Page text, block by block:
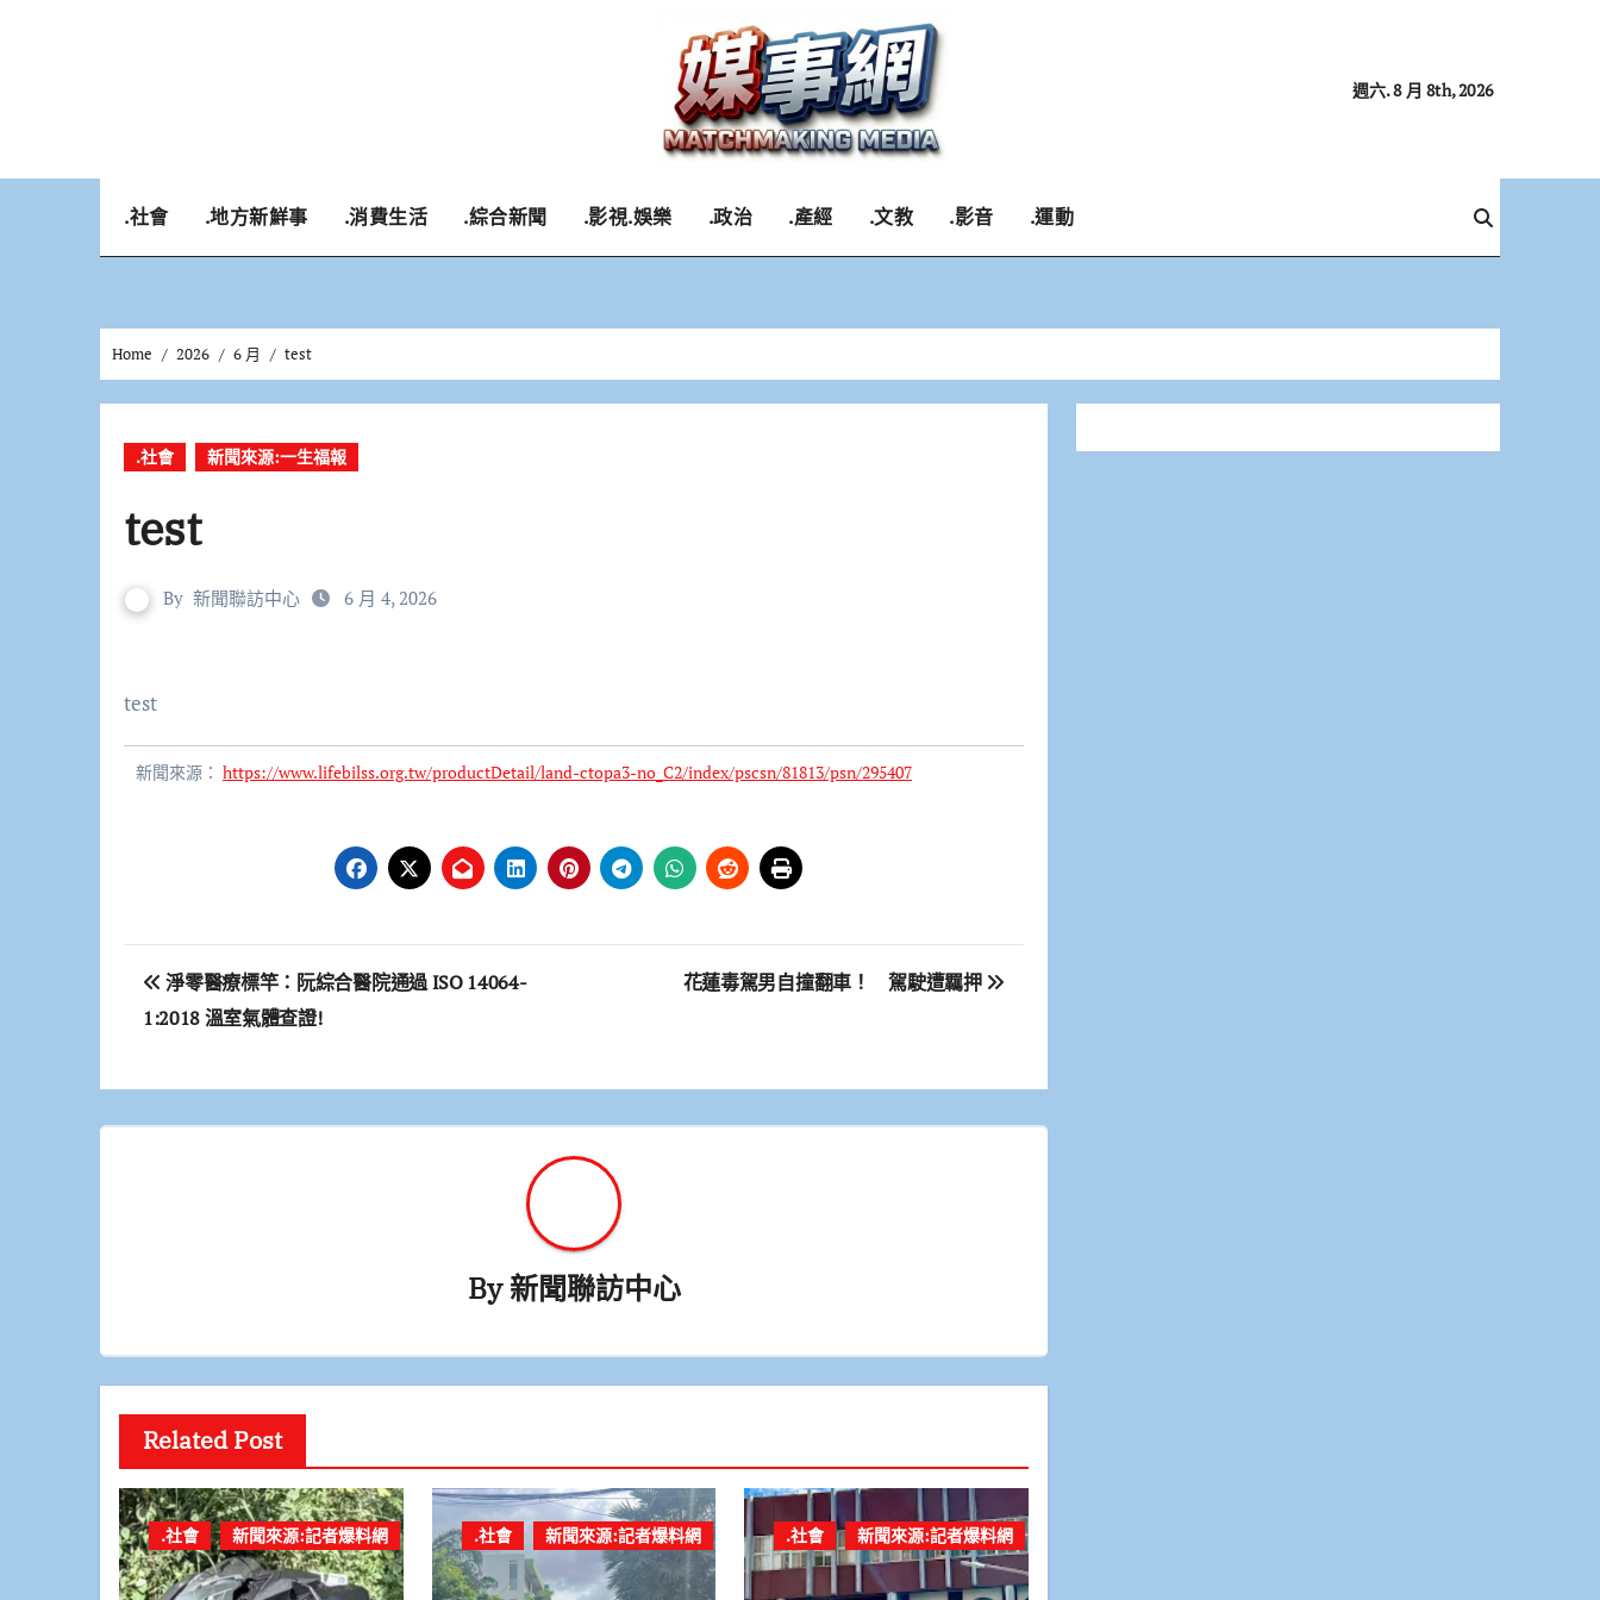
週六. 8 月 8th, 2026
.社會 .地方新鮮事 .消費生活 .綜合新聞 .影視.娛樂 .政治 .產經 .文教 .影音 .運動
Home 2026 6 月 test
.社會 新聞來源:一生福報
test
By 新聞聯訪中心 6 月 4, 2026
test
新聞來源： https://www.lifebilss.org.tw/productDetail/land-ctopa3-no_C2/index/pscsn/81813/psn/295407
文
章
覽
淨零醫療標竿：阮綜合醫院通過 ISO 14064-
1:2018 溫室氣體查證!
花蓮毒駕男自撞翻車！ 駕駛遭羈押
By新聞聯訪中心
Related Post
.社會 新聞來源:記者爆料網 .社會 新聞來源:記者爆料網 .社會 新聞來源:記者爆料網